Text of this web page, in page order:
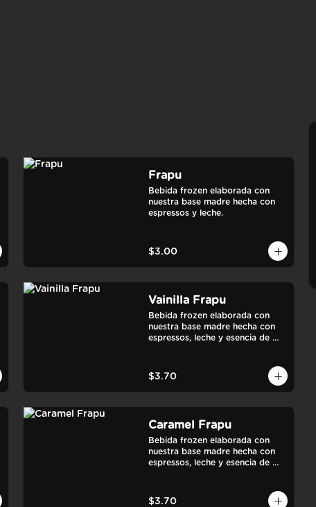
Frapu
Bebida frozen elaborada con
nuestra base madre hecha con
espressos y leche.
$3.00
Vainilla Frapu
Bebida frozen elaborada con
nuestra base madre hecha con
espressos, leche y esencia de
$3.70
Caramel Frapu
Bebida frozen elaborada con
nuestra base madre hecha con
espressos, leche y esencia de
$3.70